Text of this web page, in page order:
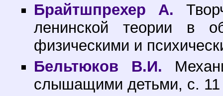
Брайтшпрехер А.
ленинской теории в
физическими и
Бельтюков В.И.
слышащими детьми, с. 11